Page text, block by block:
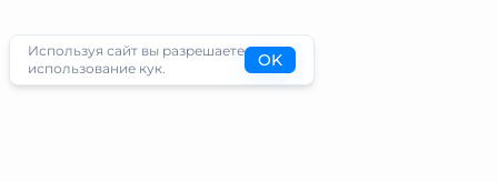
Используя сайт вы разрешаете
использование кук.
OK